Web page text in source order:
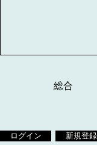
総合
ログイン 新規登録